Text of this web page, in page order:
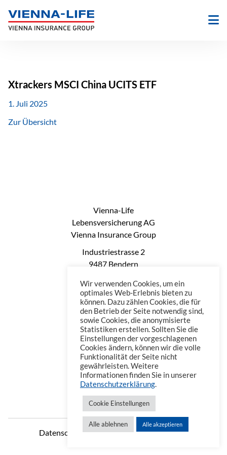
Inhalt
springen
Xtrackers MSCI China UCITS ETF
1. Juli 2025
Zur Übersicht
Vienna-Life
Lebensversicherung AG
Vienna Insurance Group
Industriestrasse 2
9487 Bendern
Phone: +423 235 0660
Telefax: +423 235 0669
Mail: office@vienna-life.li
Datenschutzerklärung Impressum
Wir verwenden Cookies, um ein
optimales Web-Erlebnis bieten zu
können. Dazu zählen Cookies, die für
den Betrieb der Seite notwendig sind,
sowie Cookies, die anonymisierte
Statistiken erstellen. Sollten Sie die
Einstellungen der vorgeschlagenen
Cookies ändern, können wir die volle
Funktionalität der Seite nicht
gewährleisten. Weitere
Informationen finden Sie in unserer
Datenschutzerklärung.
Cookie Einstellungen
Alle ablehnen Alle akzeptieren